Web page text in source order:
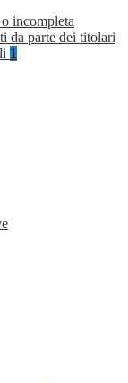
incompleta
da parte dei titolari
1